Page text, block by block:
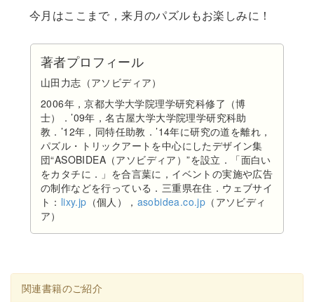
今月はここまで，来月のパズルもお楽しみに！
著者プロフィール
山田力志（アソビディア）
2006年，京都大学大学院理学研究科修了（博
士）．’09年，名古屋大学大学院理学研究科助
教．’12年，同特任助教．’14年に研究の道を離れ，
パズル・トリックアートを中心にしたデザイン集
団“ASOBIDEA（アソビディア）”を設立．「面白い
をカタチに．」を合言葉に，イベントの実施や広告
の制作などを行っている．三重県在住．ウェブサイ
ト： lixy.jp （個人）， asobidea.co.jp （アソビディ
ア）
関連書籍のご紹介